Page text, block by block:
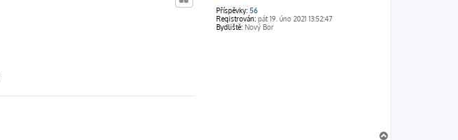
Příspěvky: 56
Registrován: pát 19. úno 2021 13:52:47
Bydliště: Nový Bor